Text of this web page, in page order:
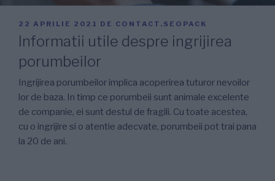
PUBLICAT
PE
22 APRILIE 2021 DE CONTACT.SEOPACK
Informatii utile despre ingrijirea
porumbeilor
Ingrijirea porumbeilor implica acoperirea tuturor nevoilor
lor de baza. In timp ce porumbeii sunt animale excelente
de companie, ei sunt destul de fragili. Cu toate acestea,
cu o ingrijire si o atentie adecvate, porumbeii pot trai pana
la 20 de ani.